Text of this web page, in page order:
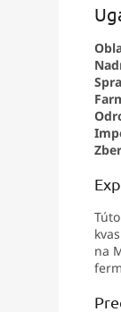
na